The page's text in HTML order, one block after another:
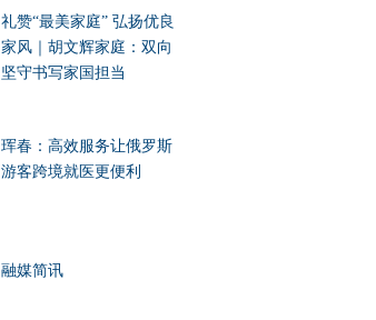
礼赞“最美家庭” 弘扬优良
家风｜胡文辉家庭：双向
坚守书写家国担当
珲春：高效服务让俄罗斯
游客跨境就医更便利
融媒简讯